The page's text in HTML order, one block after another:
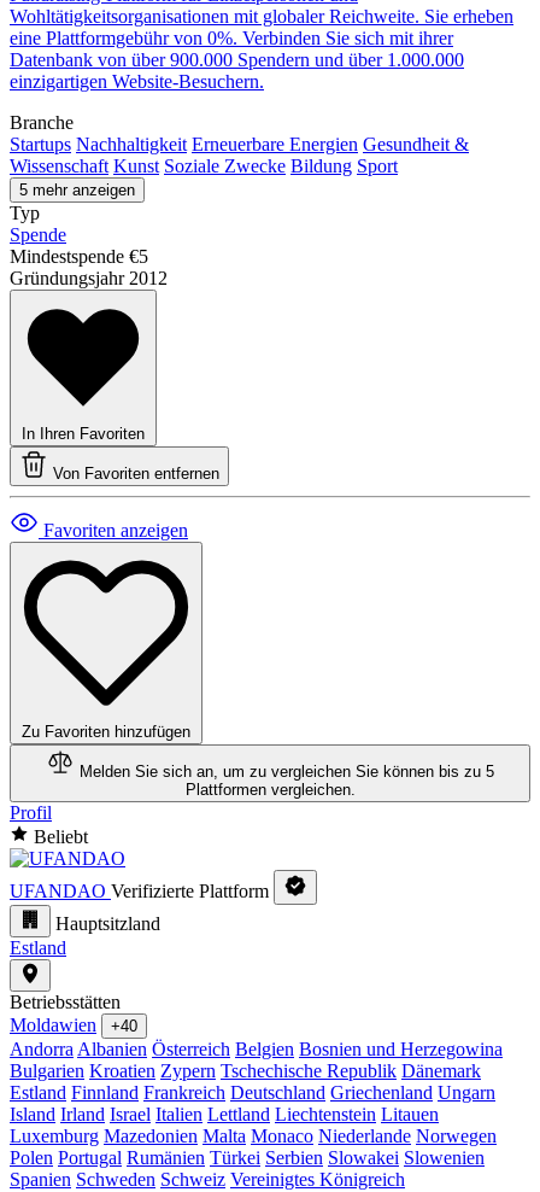
Wohltätigkeitsorganisationen mit globaler Reichweite. Sie erheben
eine Plattformgebühr von 0%. Verbinden Sie sich mit ihrer
Datenbank von über 900.000 Spendern und über 1.000.000
einzigartigen Website-Besuchern.
Branche
Startups Nachhaltigkeit Erneuerbare Energien Gesundheit &
Wissenschaft Kunst Soziale Zwecke Bildung Sport
5 mehr anzeigen
Typ
Spende
Mindestspende €5
Gründungsjahr 2012
In Ihren Favoriten
Von Favoriten entfernen
Favoriten anzeigen
Zu Favoriten hinzufügen
Melden Sie sich an, um zu vergleichen Sie können bis zu 5
Plattformen vergleichen.
Profil
Beliebt
UFANDAO Verifizierte Plattform
Hauptsitzland
Estland
Betriebsstätten
Moldawien
+40
Andorra Albanien Österreich Belgien Bosnien und Herzegowina
Bulgarien Kroatien Zypern Tschechische Republik Dänemark
Estland Finnland Frankreich Deutschland Griechenland Ungarn
Island Irland Israel Italien Lettland Liechtenstein Litauen
Luxemburg Mazedonien Malta Monaco Niederlande Norwegen
Polen Portugal Rumänien Türkei Serbien Slowakei Slowenien
Spanien Schweden Schweiz Vereinigtes Königreich